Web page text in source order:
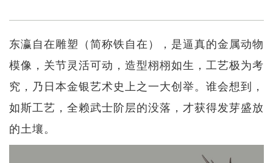
东瀛自在雕塑（简称铁自在），是逼真的金属动物
模像，关节灵活可动，造型栩栩如生，工艺极为考
究，乃日本金银艺术史上之一大创举。谁会想到，
如斯工艺，全赖武士阶层的没落，才获得发芽盛放
的土壤。